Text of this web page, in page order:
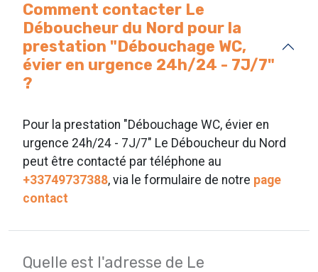
Comment contacter Le
Déboucheur du Nord pour la
prestation "Débouchage WC,
évier en urgence 24h/24 - 7J/7"
?
Pour la prestation "Débouchage WC, évier en
urgence 24h/24 - 7J/7" Le Déboucheur du Nord
peut être contacté par téléphone au
+33749737388, via le formulaire de notre page
contact
Quelle est l'adresse de Le